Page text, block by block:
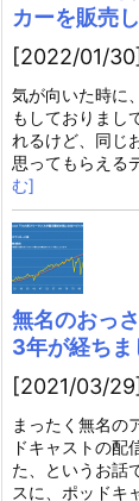
カーを販売
[2022/01/30]
気が向いた時に
もしておりまし
れるけど、同じ
思ってもらえる
む]
無名のおっ
3年が経ちま
[2021/03/29]
まったく無名の
ドキャストの配
た、というお話
スに、ポッドキ